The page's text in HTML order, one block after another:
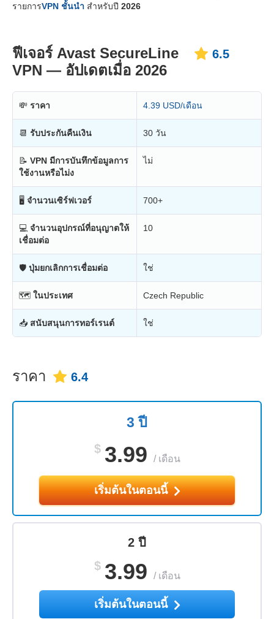
ความเสถียร & การช่วยเหลือ 5.0
รายการVPN ชั้นนำ สำหรับปี 2026
ฟีเจอร์ Avast SecureLine
VPN — อัปเดตเมื่อ 2026
6.5
💸 ราคา 4.39 USD/เดือน
📆 รับประกันคืนเงิน 30 วัน
📝 VPN มีการบันทึกข้อมูลการ
ใช้งานหรือไม่ง
ไม่
🖥 จำนวนเซิร์ฟเวอร์ 700+
💻 จำนวนอุปกรณ์ที่อนุญาตให้
เชื่อมต่อ
10
🛡 ปุ่มยกเลิกการเชื่อมต่อ ใช่
🗺 ในประเทศ Czech Republic
📥 สนับสนุนการทอร์เรนต์ ใช่
ราคา 6.4
3 ปี
$ 3.99 / เดือน
เริ่มต้นในตอนนี้
2 ปี
$ 3.99 / เดือน
เริ่มต้นในตอนนี้